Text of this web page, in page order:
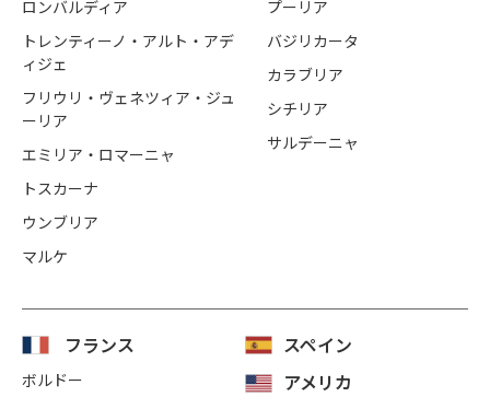
ロンバルディア
トレンティーノ・アルト・アデ
ィジェ
フリウリ・ヴェネツィア・ジュ
ーリア
エミリア・ロマーニャ
トスカーナ
ウンブリア
マルケ
プーリア
バジリカータ
カラブリア
シチリア
サルデーニャ
フランス
ボルドー
スペイン
アメリカ